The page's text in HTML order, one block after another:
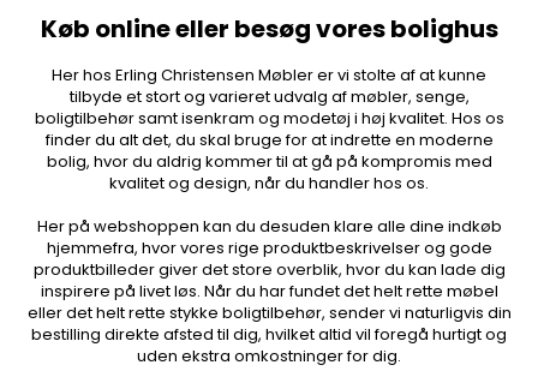
Køb online eller besøg vores bolighus
Her hos Erling Christensen Møbler er vi stolte af at kunne
tilbyde et stort og varieret udvalg af møbler, senge,
boligtilbehør samt isenkram og modetøj i høj kvalitet. Hos os
finder du alt det, du skal bruge for at indrette en moderne
bolig, hvor du aldrig kommer til at gå på kompromis med
kvalitet og design, når du handler hos os.
Her på webshoppen kan du desuden klare alle dine indkøb
hjemmefra, hvor vores rige produktbeskrivelser og gode
produktbilleder giver det store overblik, hvor du kan lade dig
inspirere på livet løs. Når du har fundet det helt rette møbel
eller det helt rette stykke boligtilbehør, sender vi naturligvis din
bestilling direkte afsted til dig, hvilket altid vil foregå hurtigt og
uden ekstra omkostninger for dig.